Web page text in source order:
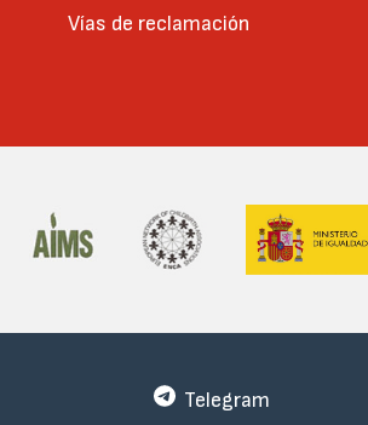
Vías de reclamación
Telegram